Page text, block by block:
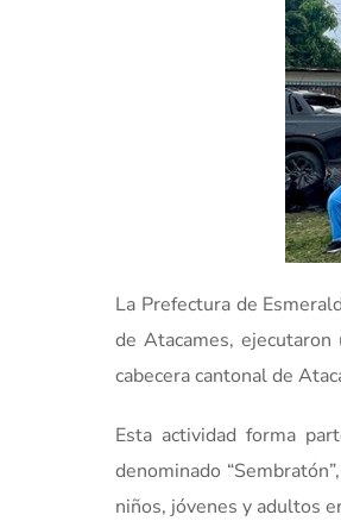
La Prefectura de
de Atacames,
cabecera cantonal de
Esta actividad forma
denominado
niños, jóvenes y adultos